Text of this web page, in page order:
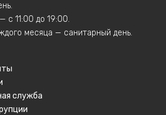
с 11:00 до 19:00.
месяца — санитарный день.
служба